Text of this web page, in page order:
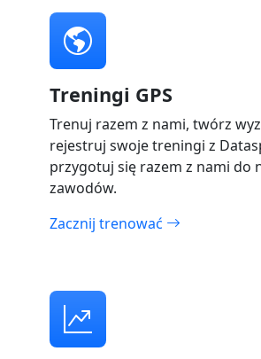
Treningi GPS
Trenuj razem z nami, twórz
rejestruj swoje treningi z
przygotuj się razem z nami do
zawodów.
Zacznij trenować